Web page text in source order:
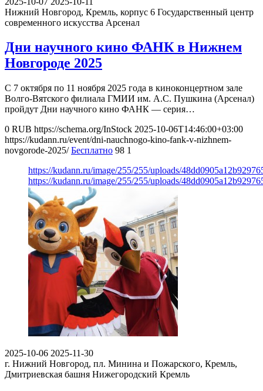
Нижний Новгород, Кремль, корпус 6 Государственный центр
современного искусства Арсенал
Дни научного кино ФАНК в Нижнем
Новгороде 2025
С 7 октября по 11 ноября 2025 года в киноконцертном зале
Волго-Вятского филиала ГМИИ им. А.С. Пушкина (Арсенал)
пройдут Дни научного кино ФАНК — серия…
0 RUB https://schema.org/InStock 2025-10-06T14:46:00+03:00
https://kudann.ru/event/dni-nauchnogo-kino-fank-v-nizhnem-
novgorode-2025/ Бесплатно 98 1
https://kudann.ru/image/255/255/uploads/
https://kudann.ru/image/255/255/uploads/
2025-10-06 2025-11-30
г. Нижний Новгород, пл. Минина и Пожарского, Кремль,
Дмитриевская башня Нижегородский Кремль